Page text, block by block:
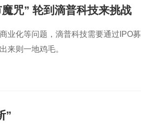
咒” 轮到滴普科技来挑战
业化等问题，滴普科技需要通过IPO募
来则一地鸡毛。
”